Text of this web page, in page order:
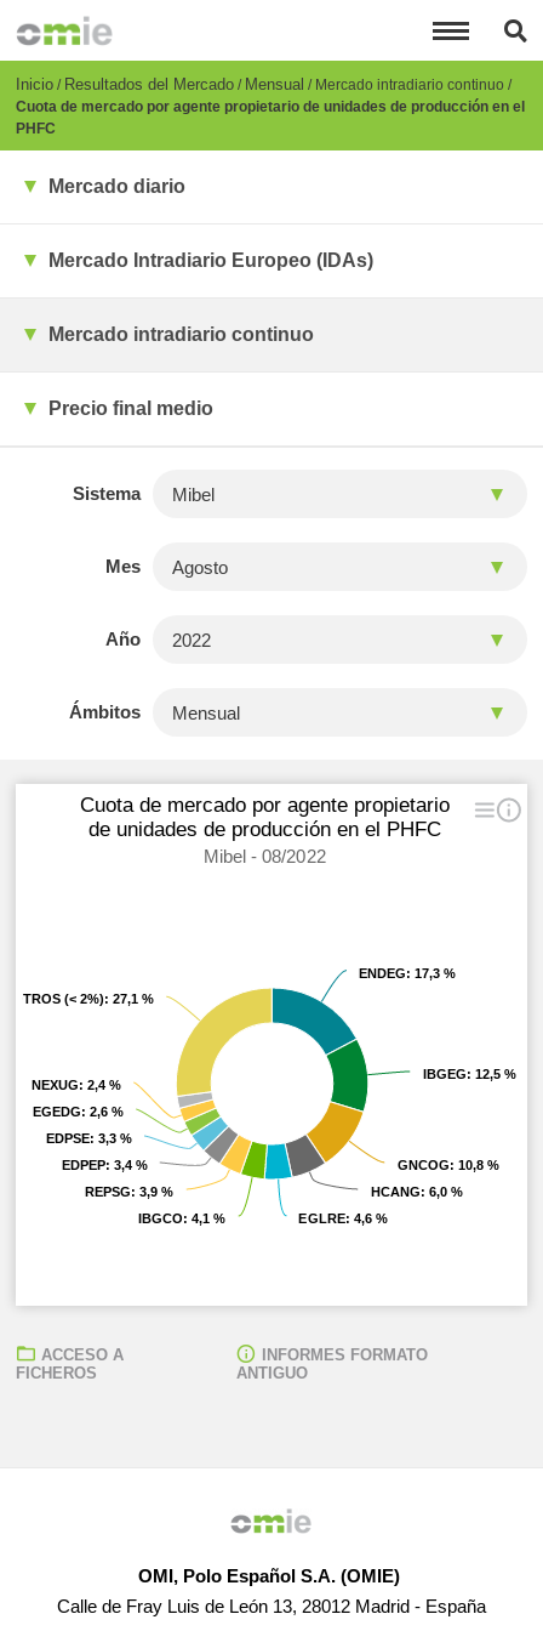
principal
Breadcrumb
Inicio Resultados del Mercado Mensual
Mercado intradiario continuo
Cuota de mercado por agente propietario de unidades de producción en el
PHFC
Mercado diario
Mercado Intradiario Europeo (IDAs)
Mercado intradiario continuo
Precio final medio
Sistema
Mes
Año
Ámbitos
Cuota de mercado por agente propietario
de unidades de producción en el PHFC
Mibel - 08/2022
ENDEG: 17,3 %
ENDEG: 17,3 %
IBGEG: 12,5 %
IBGEG: 12,5 %
GNCOG: 10,8 %
GNCOG: 10,8 %
HCANG: 6,0 %
HCANG: 6,0 %
EGLRE: 4,6 %
EGLRE: 4,6 %
IBGCO: 4,1 %
IBGCO: 4,1 %
REPSG: 3,9 %
REPSG: 3,9 %
EDPEP: 3,4 %
EDPEP: 3,4 %
EDPSE: 3,3 %
EDPSE: 3,3 %
EGEDG: 2,6 %
EGEDG: 2,6 %
NEXUG: 2,4 %
NEXUG: 2,4 %
OTROS (< 2%): 27,1 %
OTROS (< 2%): 27,1 %
ACCESO A
FICHEROS
INFORMES FORMATO
ANTIGUO
OMI, Polo Español S.A. (OMIE)
Calle de Fray Luis de León 13, 28012 Madrid - España